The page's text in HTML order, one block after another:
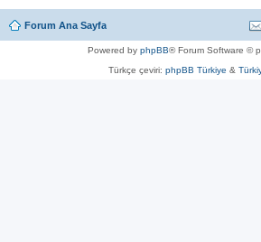
Forum Ana Sayfa
Powered by phpBB® Forum Software ©
Türkçe çeviri: phpBB Türkiye &